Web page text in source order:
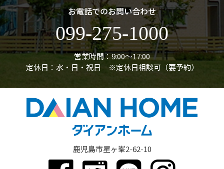
お電話でのお問い合わせ
099-275-1000
営業時間：9:00〜17:00
定休日：水・日・祝日 ※定休日相談可（要予約）
鹿児島市星ヶ峯2-62-10